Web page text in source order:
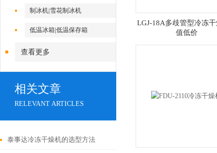
制冰机|雪花制冰机
低温冰箱|低温保存箱
查看更多
相关文章
RELEVANT ARTICLES
泰事达冷冻干燥机的选型方法
LGJ-18A多歧管型冷冻
值低价